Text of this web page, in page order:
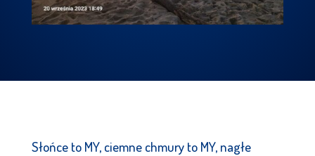
Słońce to MY, ciemne chmury to MY, nagłe